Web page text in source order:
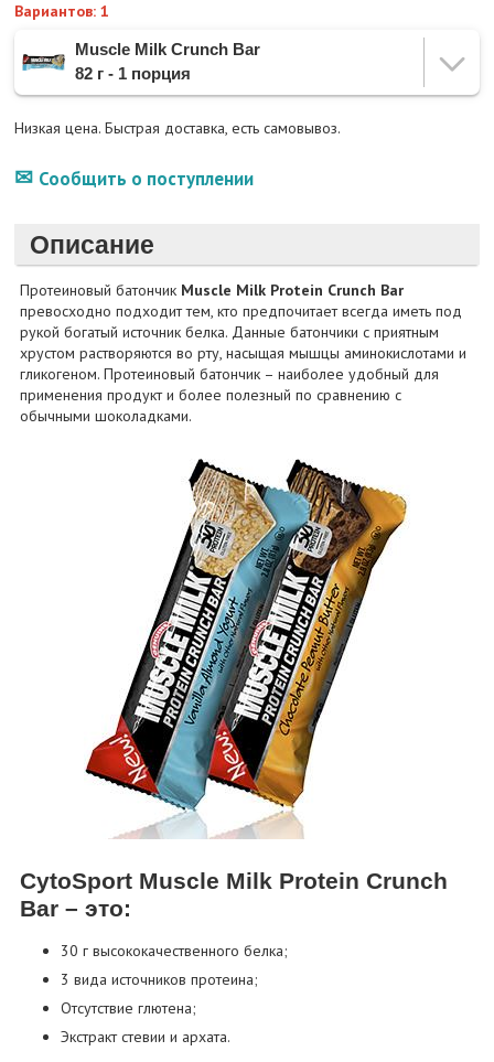
Вариантов: 1
Muscle Milk Crunch Bar
82 г - 1 порция
Низкая цена. Быстрая доставка, есть самовывоз.
Сообщить о поступлении
Описание
Протеиновый батончик Muscle Milk Protein Crunch Bar
превосходно подходит тем, кто предпочитает всегда иметь под
рукой богатый источник белка. Данные батончики с приятным
хрустом растворяются во рту, насыщая мышцы аминокислотами и
гликогеном. Протеиновый батончик – наиболее удобный для
применения продукт и более полезный по сравнению с
обычными шоколадками.
CytoSport Muscle Milk Protein Crunch
Bar – это:
30 г высококачественного белка;
3 вида источников протеина;
Отсутствие глютена;
Экстракт стевии и архата.